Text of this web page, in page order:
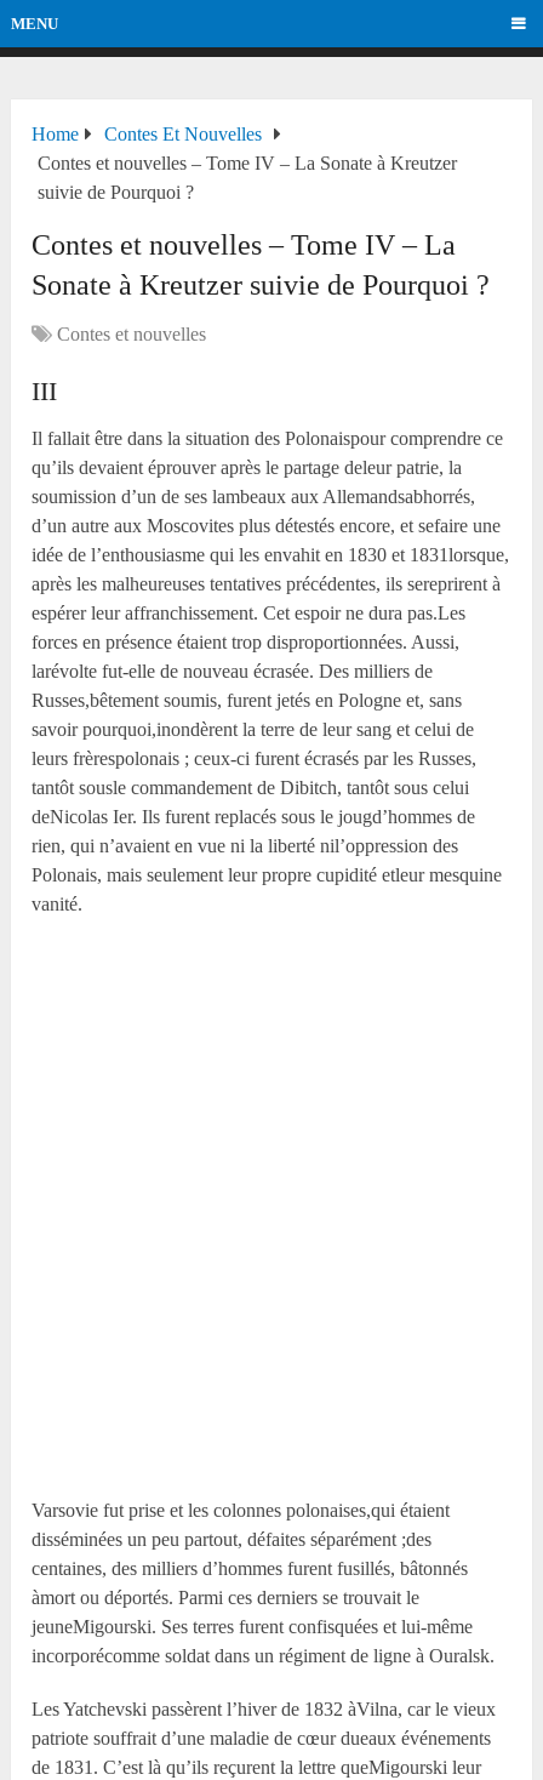
MENU
Home
Contes Et Nouvelles
Contes et nouvelles – Tome IV – La Sonate à Kreutzer
suivie de Pourquoi ?
Contes et nouvelles – Tome IV – La
Sonate à Kreutzer suivie de Pourquoi ?
Contes et nouvelles
III
Il fallait être dans la situation des Polonaispour comprendre ce
qu’ils devaient éprouver après le partage deleur patrie, la
soumission d’un de ses lambeaux aux Allemandsabhorrés,
d’un autre aux Moscovites plus détestés encore, et sefaire une
idée de l’enthousiasme qui les envahit en 1830 et 1831lorsque,
après les malheureuses tentatives précédentes, ils sereprirent à
espérer leur affranchissement. Cet espoir ne dura pas.Les
forces en présence étaient trop disproportionnées. Aussi,
larévolte fut-elle de nouveau écrasée. Des milliers de
Russes,bêtement soumis, furent jetés en Pologne et, sans
savoir pourquoi,inondèrent la terre de leur sang et celui de
leurs frèrespolonais ; ceux-ci furent écrasés par les Russes,
tantôt sousle commandement de Dibitch, tantôt sous celui
deNicolas Ier. Ils furent replacés sous le jougd’hommes de
rien, qui n’avaient en vue ni la liberté nil’oppression des
Polonais, mais seulement leur propre cupidité etleur mesquine
vanité.
Varsovie fut prise et les colonnes polonaises,qui étaient
disséminées un peu partout, défaites séparément ;des
centaines, des milliers d’hommes furent fusillés, bâtonnés
àmort ou déportés. Parmi ces derniers se trouvait le
jeuneMigourski. Ses terres furent confisquées et lui-même
incorporécomme soldat dans un régiment de ligne à Ouralsk.
Les Yatchevski passèrent l’hiver de 1832 àVilna, car le vieux
patriote souffrait d’une maladie de cœur dueaux événements
de 1831. C’est là qu’ils reçurent la lettre queMigourski leur